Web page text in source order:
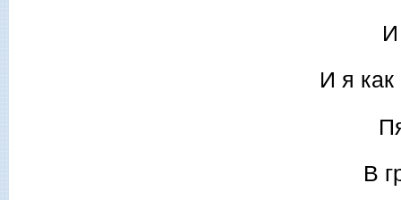
И
И я как
В